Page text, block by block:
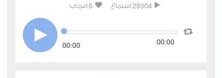
29304 استماع 6 اعجاب
00:00 00:00